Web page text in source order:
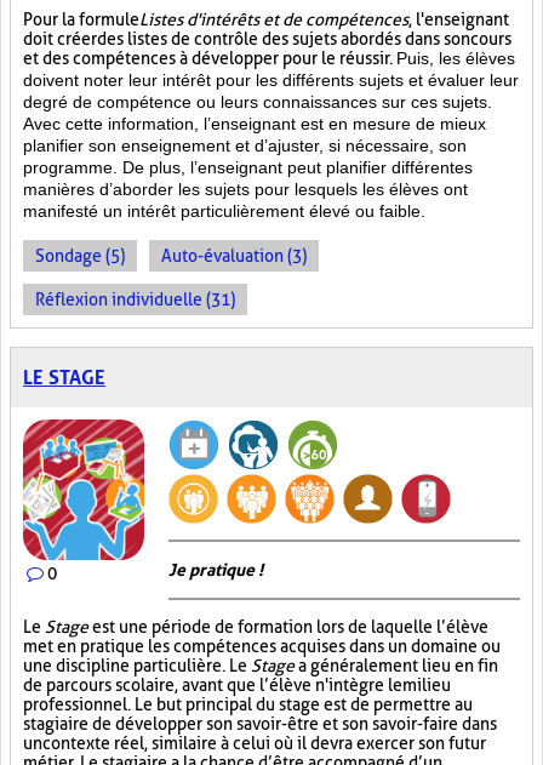
Pour la formuleListes d'intérêts et de compétences, l'enseignant
doit créer des listes de contrôle des sujets abordés dans son cours
et des compétences à développer pour le réussir. Puis, les élèves
doivent noter leur intérêt pour les différents sujets et évaluer leur
degré de compétence ou leurs connaissances sur ces sujets.
Avec cette information, l’enseignant est en mesure de mieux
planifier son enseignement et d’ajuster, si nécessaire, son
programme. De plus, l’enseignant peut planifier différentes
manières d’aborder les sujets pour lesquels les élèves ont
manifesté un intérêt particulièrement élevé ou faible.
Sondage (5) Auto-évaluation (3)
Réflexion individuelle (31)
LE STAGE
0 Je pratique !
Le Stageest une période de formation lors de laquelle l’élève
met en pratique les compétences acquises dans un domaine ou
une discipline particulière. Le Stagea généralement lieu en fin
de parcours scolaire, avant que l’élève n'intègre le milieu
professionnel. Le but principal du stage est de permettre au
stagiaire de développer son savoir-être et son savoir-faire dans
un contexte réel, similaire à celui où il devra exercer son futur